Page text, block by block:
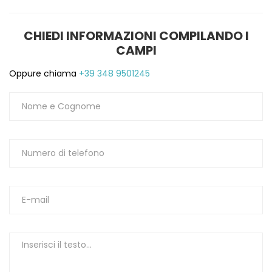
CHIEDI INFORMAZIONI COMPILANDO I
CAMPI
Oppure chiama +39 348 9501245